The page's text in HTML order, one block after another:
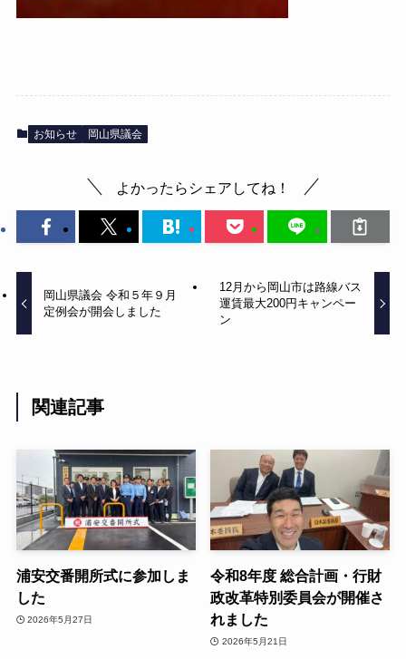
お知らせ 岡山県議会
よかったらシェアしてね！
岡山県議会 令和５年９月
定例会が開会しました
12月から岡山市は路線バス
運賃最大200円キャンペー
ン
関連記事
浦安交番開所式に参加しま
した
2026年5月27日
令和8年度 総合計画・行財
政改革特別委員会が開催さ
れました
2026年5月21日